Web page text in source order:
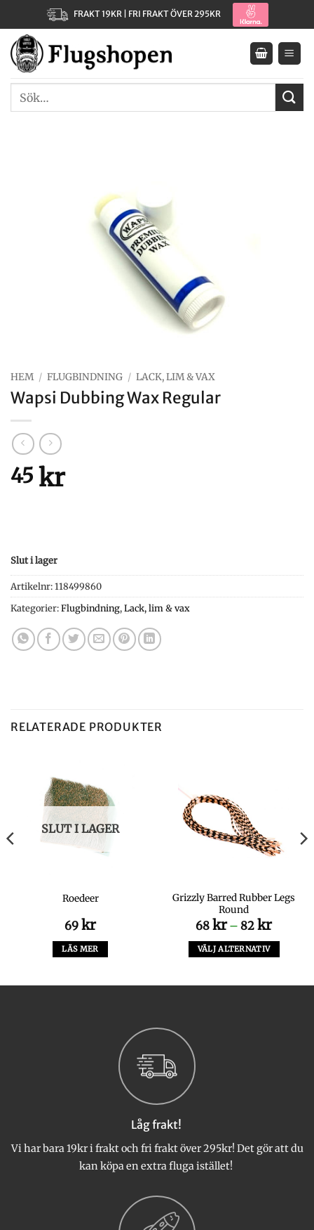
to
content
FRAKT 19KR | FRI FRAKT ÖVER 295KR
HEM / FLUGBINDNING / LACK, LIM & VAX
Wapsi Dubbing Wax Regular
45 kr
Slut i lager
Artikelnr:118499860
Kategorier:Flugbindning,Lack, lim & vax
RELATERADE PRODUKTER
SLUT I LAGER
Roedeer
69 kr
LÄS MER
Grizzly Barred Rubber Legs
Round
68 kr – 82 kr
till
82 kr
VÄLJ ALTERNATIV
produktsidan
Låg frakt!
Vi har bara 19kr i frakt och fri frakt över 295kr! Det gör att du
kan köpa en extra fluga istället!